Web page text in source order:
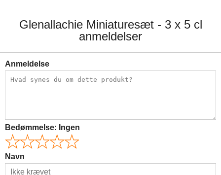
Glenallachie Miniaturesæt - 3 x 5 cl
anmeldelser
Anmeldelse
Bedømmelse: Ingen
Navn